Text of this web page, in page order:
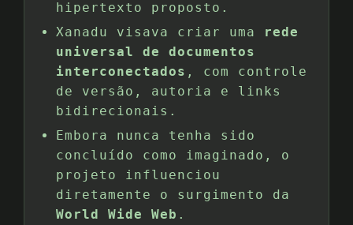
hipertexto proposto.
Xanadu visava criar uma
rede
universal de documentos
interconectados , com controle
de versão, autoria e links
bidirecionais.
Embora nunca tenha sido
concluído como imaginado, o
projeto influenciou
diretamente o surgimento da
World Wide Web .